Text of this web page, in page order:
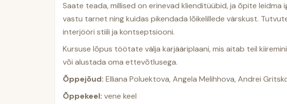
Saate teada, millised on erinevad klienditüübid, ja õpite
vastu tarnet ning kuidas pikendada lõikelillede värskust.
interjööri stiili ja kontseptsiooni.
Kursuse lõpus töötate välja karjääriplaani, mis aitab teil
või alustada oma ettevõtlusega.
Õppejõud: Elliana Poluektova, Angela Melihhova, Andrei
Õppekeel: vene keel